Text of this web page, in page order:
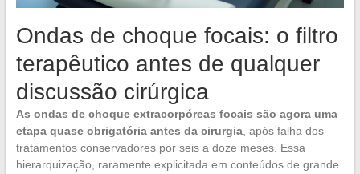
Ondas de choque focais: o filtro
terapêutico antes de qualquer
discussão cirúrgica
As ondas de choque extracorpóreas focais são agora uma
etapa quase obrigatória antes da cirurgia, após falha dos
tratamentos conservadores por seis a doze meses. Essa
hierarquização, raramente explicitada em conteúdos de grande